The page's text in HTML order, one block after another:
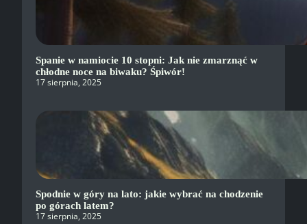
Spanie w namiocie 10 stopni: Jak nie zmarznąć w
chłodne noce na biwaku? Śpiwór!
17 sierpnia, 2025
Spodnie w góry na lato: jakie wybrać na chodzenie
po górach latem?
17 sierpnia, 2025